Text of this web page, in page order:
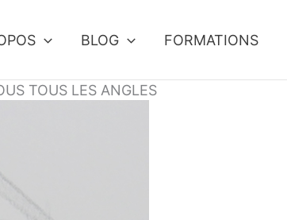
BLOG FORMATIONS
TOUS LES ANGLES